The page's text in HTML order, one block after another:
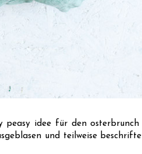
idee für den
und teilweise